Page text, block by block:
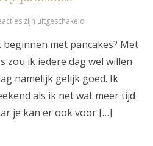
zijn uitgeschakeld
met pancakes? Met
zou ik iedere dag wel willen
namelijk gelijk goed. Ik
als ik net wat meer tijd
je kan er ook voor […]